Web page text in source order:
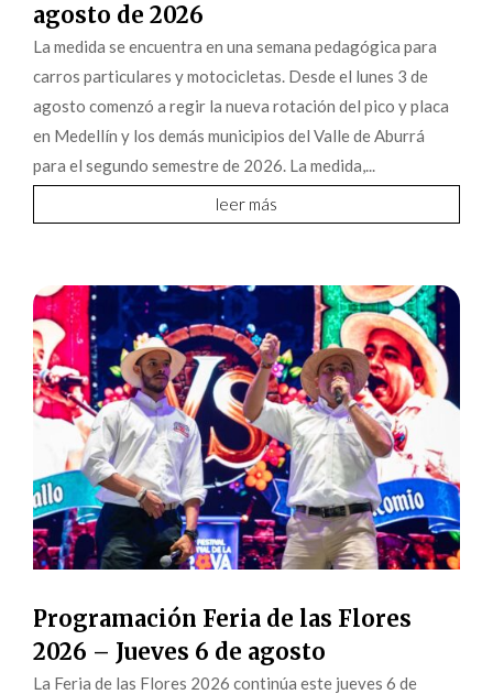
agosto de 2026
La medida se encuentra en una semana pedagógica para
carros particulares y motocicletas. Desde el lunes 3 de
agosto comenzó a regir la nueva rotación del pico y placa
en Medellín y los demás municipios del Valle de Aburrá
para el segundo semestre de 2026. La medida,...
leer más
Programación Feria de las Flores
2026 – Jueves 6 de agosto
La Feria de las Flores 2026 continúa este jueves 6 de